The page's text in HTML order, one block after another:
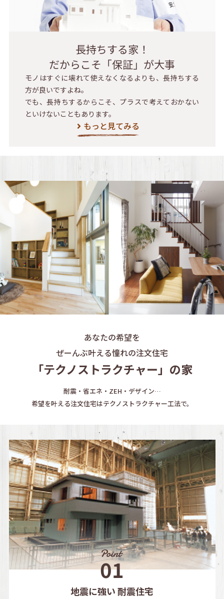
長持ちする家！
だからこそ「保証」が大事
モノはすぐに壊れて使えなくなるよりも、長持ちする
方が良いですよね。
でも、長持ちするからこそ、プラスで考えておかない
といけないこともあります。
もっと見てみる
あなたの希望を
ぜーんぶ叶える憧れの注文住宅
「テクノストラクチャー」の家
耐震・省エネ・ZEH・デザイン…
希望を叶える注文住宅はテクノストラクチャー工法で。
地震に強い 耐震住宅